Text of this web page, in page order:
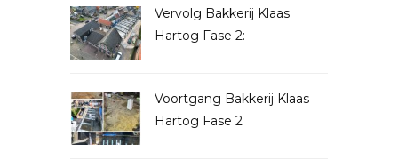
Vervolg Bakkerij Klaas
Hartog Fase 2:
Voortgang Bakkerij Klaas
Hartog Fase 2